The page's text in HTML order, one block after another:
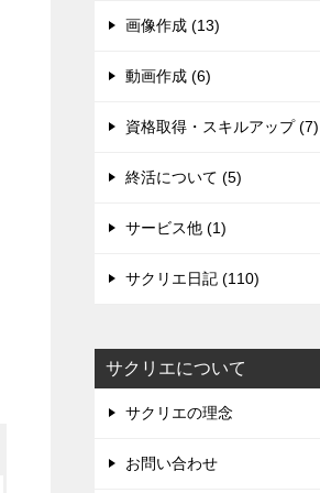
画像作成 (13)
動画作成 (6)
資格取得・スキルアップ (7)
終活について (5)
サービス他 (1)
サクリエ日記 (110)
サクリエについて
サクリエの理念
お問い合わせ